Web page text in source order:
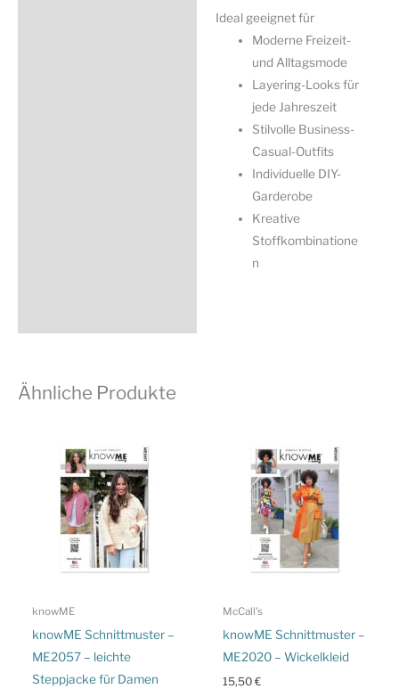
Ideal geeignet für
Moderne Freizeit-
und Alltagsmode
Layering-Looks für
jede Jahreszeit
Stilvolle Business-
Casual-Outfits
Individuelle DIY-
Garderobe
Kreative
Stoffkombinatione
n
Ähnliche Produkte
knowME
knowME Schnittmuster –
ME2057 – leichte
Steppjacke für Damen
McCall's
knowME Schnittmuster –
ME2020 – Wickelkleid
15,50€